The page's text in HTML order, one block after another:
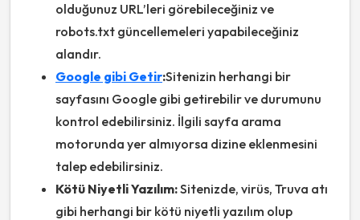
olduğunuz URL’leri görebileceğiniz ve
robots.txt güncellemeleri yapabileceğiniz
alandır.
Google gibi Getir:Sitenizin herhangi bir
sayfasını Google gibi getirebilir ve durumunu
kontrol edebilirsiniz. İlgili sayfa arama
motorunda yer almıyorsa dizine eklenmesini
talep edebilirsiniz.
Kötü Niyetli Yazılım:Sitenizde, virüs, Truva atı
gibi herhangi bir kötü niyetli yazılım olup